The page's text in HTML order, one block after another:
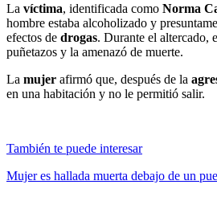
La víctima, identificada como Norma
hombre estaba alcoholizado y
efectos de drogas. Durante el altercado,
puñetazos y la amenazó de muerte.
La mujer afirmó que, después de la
en una habitación y no le permitió salir.
También te puede interesar
Mujer es hallada muerta debajo de un